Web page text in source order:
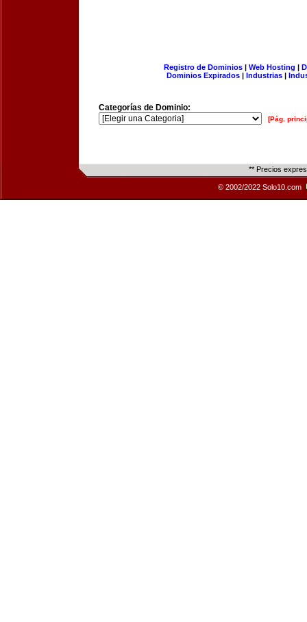
Registro de Dominios| Web Hosting |
Dominios Expirados | Industrias |
Categorías de Dominio:
[Pág.
** Precios
© 2002/2022 Solo10.com